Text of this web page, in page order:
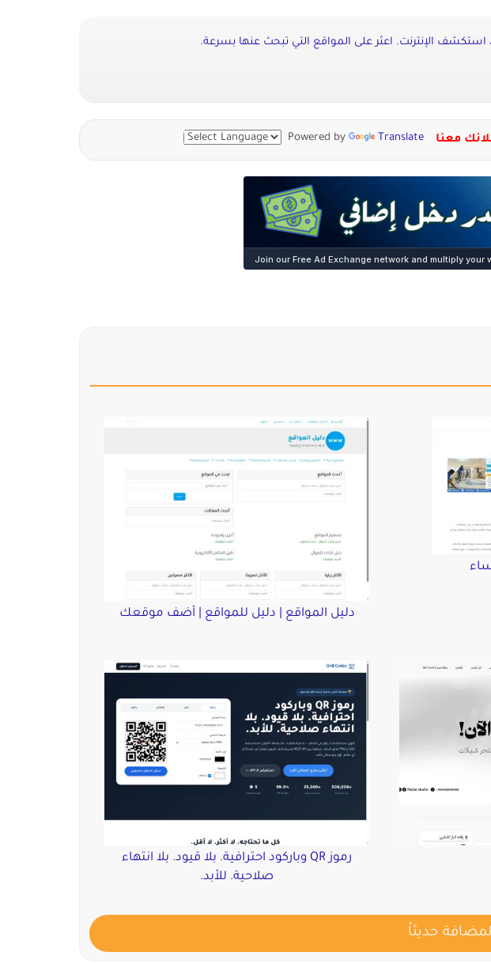
استكشف الإنترنت. اعثر على المواقع التي تبحث عنها بسرعة.
معنا Powered by Translate
دليل المواقع | دليل للمواقع | أضف موقعك
رموز QR وباركود احترافية. بلا قيود. بلا انتهاء
صلاحية. للأبد.
حديثاً